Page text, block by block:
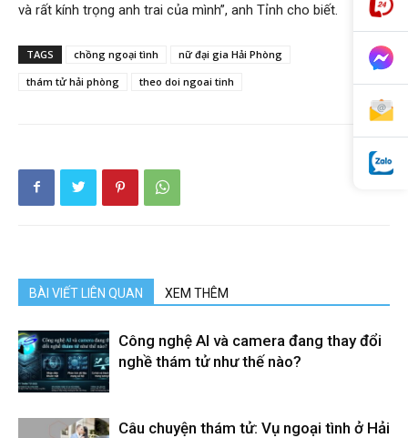
và rất kính trọng anh trai của mình”, anh Tỉnh cho biết.
TAGS chồng ngoại tình
nữ đại gia Hải Phòng
thám tử hải phòng
theo doi ngoai tinh
BÀI VIẾT LIÊN QUAN XEM THÊM
Công nghệ AI và camera đang thay đổi
nghề thám tử như thế nào?
Câu chuyện thám tử: Vụ ngoại tình ở Hải